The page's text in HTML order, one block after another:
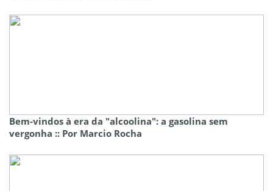
Bem-vindos à era da "alcoolina": a gasolina sem
vergonha :: Por Marcio Rocha